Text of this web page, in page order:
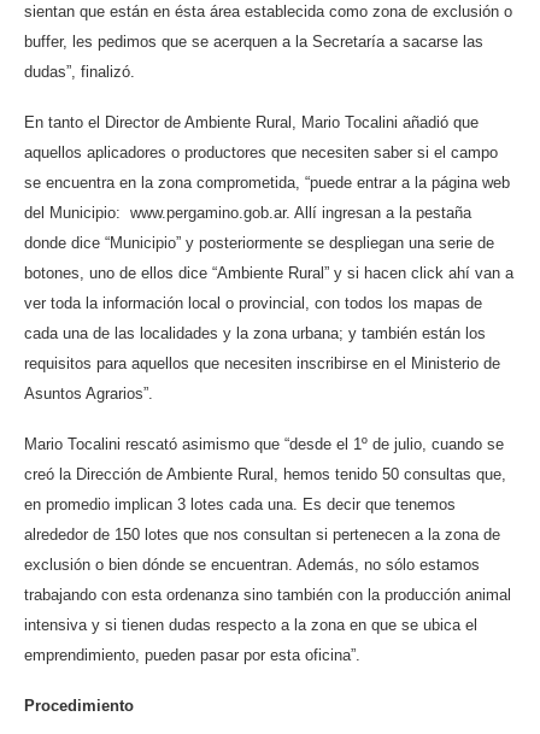
sientan que están en ésta área establecida como zona de exclusión o
buffer, les pedimos que se acerquen a la Secretaría a sacarse las
dudas”, finalizó.
En tanto el Director de Ambiente Rural, Mario Tocalini añadió que
aquellos aplicadores o productores que necesiten saber si el campo
se encuentra en la zona comprometida, “puede entrar a la página web
del Municipio: www.pergamino.gob.ar. Allí ingresan a la pestaña
donde dice “Municipio” y posteriormente se despliegan una serie de
botones, uno de ellos dice “Ambiente Rural” y si hacen click ahí van a
ver toda la información local o provincial, con todos los mapas de
cada una de las localidades y la zona urbana; y también están los
requisitos para aquellos que necesiten inscribirse en el Ministerio de
Asuntos Agrarios”.
Mario Tocalini rescató asimismo que “desde el 1º de julio, cuando se
creó la Dirección de Ambiente Rural, hemos tenido 50 consultas que,
en promedio implican 3 lotes cada una. Es decir que tenemos
alrededor de 150 lotes que nos consultan si pertenecen a la zona de
exclusión o bien dónde se encuentran. Además, no sólo estamos
trabajando con esta ordenanza sino también con la producción animal
intensiva y si tienen dudas respecto a la zona en que se ubica el
emprendimiento, pueden pasar por esta oficina”.
Procedimiento